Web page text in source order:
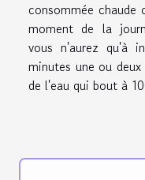
consommée
moment de la
vous n'aurez qu'à
minutes une ou
de l'eau qui bout à